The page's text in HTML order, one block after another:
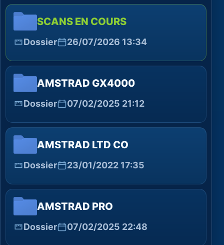
SCANS EN COURS
Dossier 26/07/2026 13:34
AMSTRAD GX4000
Dossier 07/02/2025 21:12
AMSTRAD LTD CO
Dossier 23/01/2022 17:35
AMSTRAD PRO
Dossier 07/02/2025 22:48